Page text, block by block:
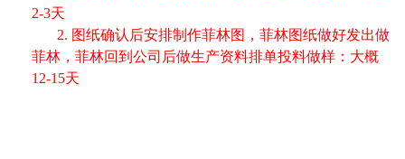
2-3天
2. 图纸确认后安排制作菲林图，菲林图纸做好发出做
菲林，菲林回到公司后做生产资料排单投料做样：大概
12-15天